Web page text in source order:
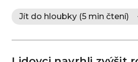
Jít do hloubky (5 min čtení)